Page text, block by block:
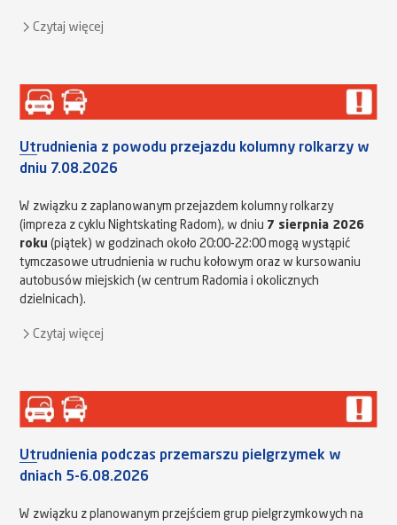
Czytaj więcej
Utrudnienia z powodu przejazdu kolumny rolkarzy w
dniu 7.08.2026
W związku z zaplanowanym przejazdem kolumny rolkarzy
(impreza z cyklu Nightskating Radom), w dniu 7 sierpnia 2026
roku (piątek) w godzinach około 20:00-22:00 mogą wystąpić
tymczasowe utrudnienia w ruchu kołowym oraz w kursowaniu
autobusów miejskich (w centrum Radomia i okolicznych
dzielnicach).
Czytaj więcej
Utrudnienia podczas przemarszu pielgrzymek w
dniach 5-6.08.2026
W związku z planowanym przejściem grup pielgrzymkowych na